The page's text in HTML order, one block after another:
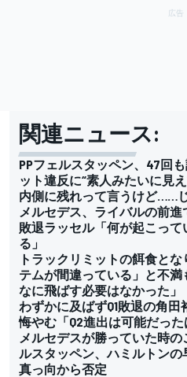
関連ニュース:
PPフェルスタッペン、47回
ット違反に“素人みたいに見
内側に残れって言うけど……
メルセデス、ライバルの前
敗退ラッセル「何が起こっ
る」
トラックリミットの餌食と
テムが間違っている」と不
なに飛ばす必要はなかった」
わずかに及ばずQ1敗退の角
悔やむ「Q2進出は可能だった
メルセデスが勝っていた時
ルスタッペン、ハミルトンの
真っ向から否定